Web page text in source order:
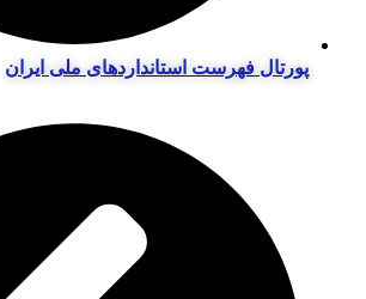
پورتال فهرست استانداردهای ملی ایران